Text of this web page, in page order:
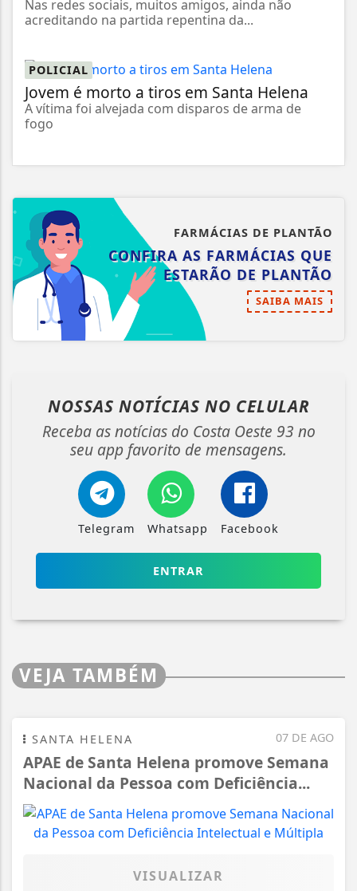
Nas redes sociais, muitos amigos, ainda não
acreditando na partida repentina da...
POLICIAL
Jovem é morto a tiros em Santa Helena
A vítima foi alvejada com disparos de arma de
fogo
FARMÁCIAS DE PLANTÃO
CONFIRA AS FARMÁCIAS QUE
ESTARÃO DE PLANTÃO
SAIBA MAIS
NOSSAS NOTÍCIAS NO CELULAR
Receba as notícias do Costa Oeste 93 no
seu app favorito de mensagens.
Telegram Whatsapp Facebook
ENTRAR
VEJA TAMBÉM
07 DE AGO
SANTA HELENA
APAE de Santa Helena promove Semana
Nacional da Pessoa com Deficiência...
VISUALIZAR